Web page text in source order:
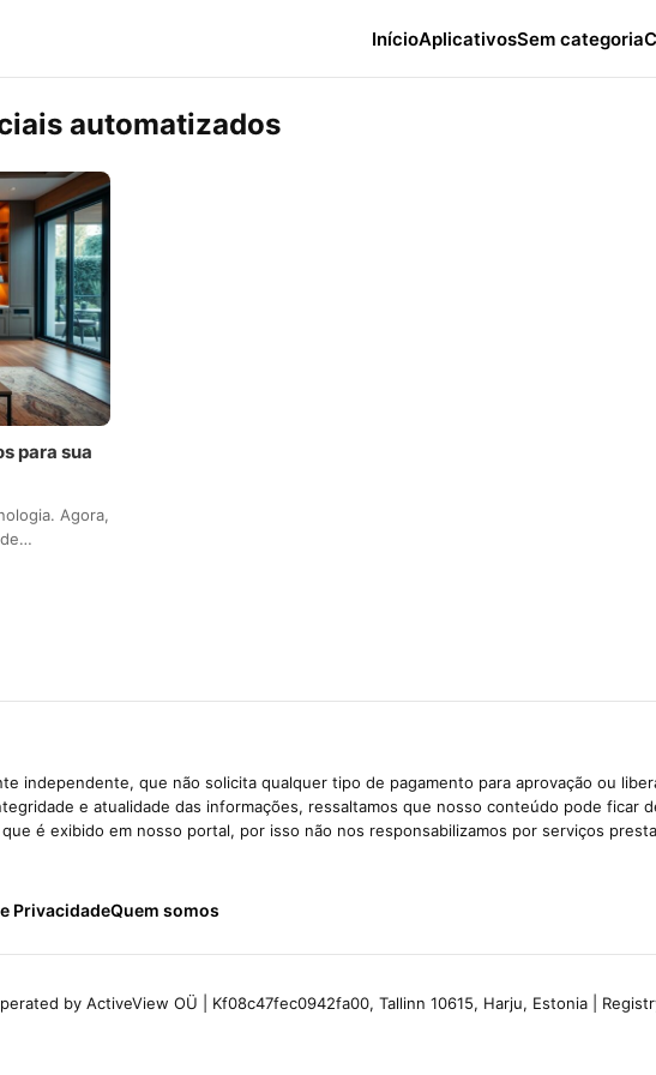
InícioAplicativosSem categoria
automatizados
para sua
Agora,
independente, que não solicita qualquer tipo de pagamento para aprovação ou
e atualidade das informações, ressaltamos que nosso conteúdo pode ficar
é exibido em nosso portal, por isso não nos responsabilizamos por serviços
PrivacidadeQuem somos
by ActiveView OÜ | Kf08c47fec0942fa00, Tallinn 10615, Harju, Estonia |